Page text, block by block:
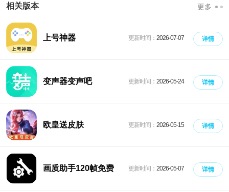
相关版本 更多
上号神器 更新时间： 2026-07-07 详情
变声器变声吧 更新时间： 2026-05-24 详情
欧皇送皮肤 更新时间： 2026-05-15 详情
画质助手120帧免费 更新时间： 2026-05-07 详情